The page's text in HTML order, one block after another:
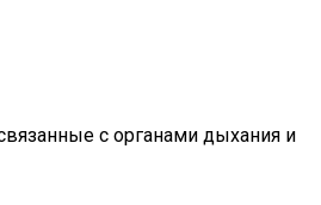
с органами дыхания и